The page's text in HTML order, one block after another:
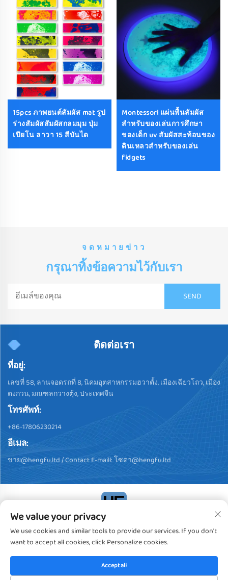
15pcs ภาพยนต์สัมผัส mat รูป
ร่างสัมผัสสัมผัสกลมมุม ปุ่ม
เปียโน ลาวา 15 สีบันได
Montessori แผ่นพื้นสัมผัส
สําหรับของเล่นการศึกษา
ของเด็ก uv สัมผัสสะท้อนของ
ดินเหลวสําหรับของเล่น
fidgets
จดหมายข่าว
กรุณาทิ้งข้อความไว้กับเรา
ติดต่อเรา
ที่อยู่:
เลขที่ 58, ลานจอดรถที่ 8, นิคมอุตสาหกรรมฮวาตั้ง, เมืองเฉียวโถว, เมือง
ตงกวน, มณฑลกวางตุ้ง, ประเทศจีน
โทรศัพท์:
+86-17806230214
อีเมล:
ขาย@hengfu.ltd/ Contact E-maill:โซดา@hengfu.ltd
ลิขสิทธิ์ © 2024, Dongguan Hengfu Plastic Products Co., Ltd. สงวน
สิทธิ์ทั้งหมดนโยบายความเป็นส่วนตัว
We value your privacy
We use cookies and similar tools to provide our services. If you don't
want to accept all cookies, click Personalize cookies.
Accept all